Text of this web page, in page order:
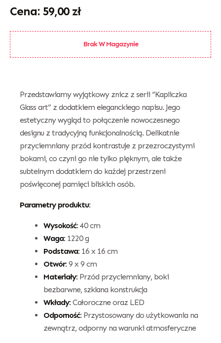
59,00 zł
Brak W Magazynie
Przedstawiamy wyjątkowy znicz z serii “Kapliczka
Glass art” z dodatkiem eleganckiego napisu. Jego
estetyczny wygląd to połączenie nowoczesnego
designu z tradycyjną funkcjonalnością. Delikatnie
przyciemniany przód kontrastuje z przezroczystymi
bokami, co czyni go nie tylko pięknym, ale także
subtelnym dodatkiem do każdej przestrzeni
poświęconej pamięci bliskich osób.
Parametry produktu:
Wysokość: 40 cm
Waga: 1220 g
Podstawa: 16 x 16 cm
Otwór: 9 x 9 cm
Materiały: Przód przyciemniany, boki
bezbarwne, szklana konstrukcja
Wkłady: Całoroczne oraz LED
Odporność: Przystosowany do użytkowania na
zewnątrz, odporny na warunki atmosferyczne